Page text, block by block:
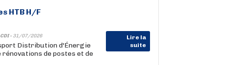
HTB H/F
CDI - 31/07/2026
Lire la
suite
Distribution d'Énergie
de postes et de